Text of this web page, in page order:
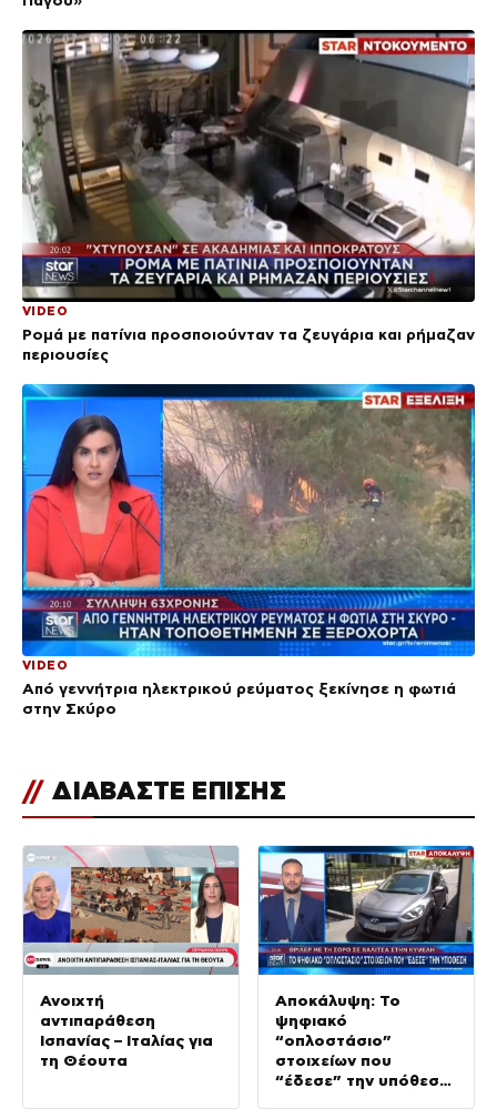
VIDEO
Ρομά με πατίνια προσποιούνταν τα ζευγάρια και ρήμαζαν
περιουσίες
VIDEO
Από γεννήτρια ηλεκτρικού ρεύματος ξεκίνησε η φωτιά
στην Σκύρο
// ΔΙΑΒΑΣΤΕ ΕΠΙΣΗΣ
Ανοιχτή
αντιπαράθεση
Ισπανίας – Ιταλίας για
τη Θέουτα
Αποκάλυψη: Το
ψηφιακό
“οπλοστάσιο”
στοιχείων που
“έδεσε” την υπόθεση